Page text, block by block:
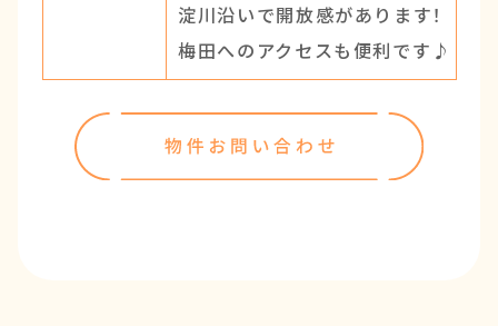
淀川沿いで開放感があります！
梅田へのアクセスも便利です♪